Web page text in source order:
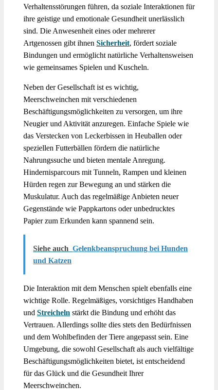
Verhaltensstörungen führen, da soziale Interaktionen für
ihre geistige und emotionale Gesundheit unerlässlich
sind. Die Anwesenheit eines oder mehrerer
Artgenossen gibt ihnen Sicherheit, fördert soziale
Bindungen und ermöglicht natürliche Verhaltensweisen
wie gemeinsames Spielen und Kuscheln.
Neben der Gesellschaft ist es wichtig,
Meerschweinchen mit verschiedenen
Beschäftigungsmöglichkeiten zu versorgen, um ihre
Neugier und Aktivität anzuregen. Einfache Spiele wie
das Verstecken von Leckerbissen in Heuballen oder
speziellen Futterbällen fördern die natürliche
Nahrungssuche und bieten mentale Anregung.
Hindernisparcours mit Tunneln, Rampen und kleinen
Hürden regen zur Bewegung an und stärken die
Muskulatur. Auch das regelmäßige Anbieten neuer
Gegenstände wie Pappkartons oder unbedrucktes
Papier zum Erkunden kann spannend sein.
Siehe auch Gelenkbeanspruchung bei Hunden
und Katzen
Die Interaktion mit dem Menschen spielt ebenfalls eine
wichtige Rolle. Regelmäßiges, vorsichtiges Handhaben
und Streicheln stärkt die Bindung und erhöht das
Vertrauen. Allerdings sollte dies stets den Bedürfnissen
und dem Wohlbefinden der Tiere angepasst sein. Eine
Umgebung, die sowohl Gesellschaft als auch vielfältige
Beschäftigungsmöglichkeiten bietet, ist entscheidend
für das Glück und die Gesundheit Ihrer
Meerschweinchen.